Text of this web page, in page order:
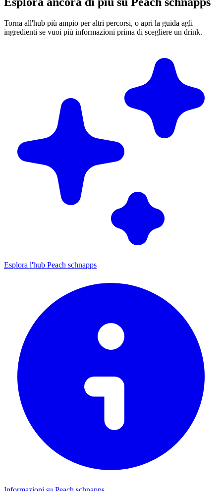
Torna all'hub più ampio per altri percorsi, o apri la guida agli
ingredienti se vuoi più informazioni prima di scegliere un drink.
Esplora l'hub Peach schnapps